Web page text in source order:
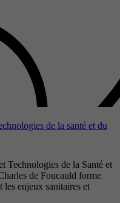
de la santé et du
Technologies de la Santé et
de Foucauld forme
enjeux sanitaires et